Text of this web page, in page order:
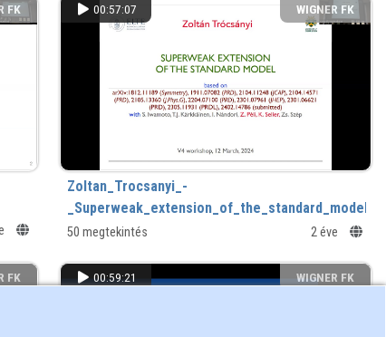
FK 00:57:07 WIGNER FK
Zoltan_Trocsanyi_-
50 megtekintés 2 éve
FK 00:59:21 WIGNER FK